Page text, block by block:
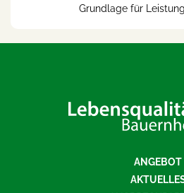
Grundlage für
ANGEBOT